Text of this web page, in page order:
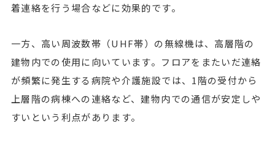
着連絡を行う場合などに効果的です。
一方、高い周波数帯（UHF帯）の無線機は、高層階の
建物内での使用に向いています。フロアをまたいだ連絡
が頻繁に発生する病院や介護施設では、1階の受付から
上層階の病棟への連絡など、建物内での通信が安定しや
すいという利点があります。